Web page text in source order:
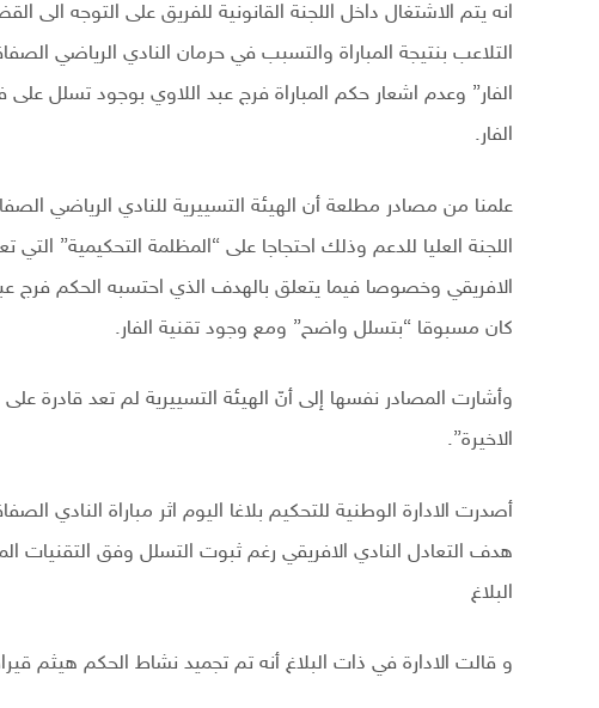
انه يتم الاشتغال داخل اللجنة القانونية للفريق على التوجه الى
التلاعب بنتيجة المباراة والتسبب في حرمان النادي الرياضي
الفار” وعدم اشعار حكم المباراة فرج عبد اللاوي بوجود تسلل
الفار.
علمنا من مصادر مطلعة أن الهيئة التسييرية للنادي الرياضي
اللجنة العليا للدعم وذلك احتجاجا على “المظلمة التحكيمية”
الافريقي وخصوصا فيما يتعلق بالهدف الذي احتسبه الحكم فرج عبد
كان مسبوقا “بتسلل واضح” ومع وجود تقنية الفار.
وأشارت المصادر نفسها إلى أنّ الهيئة التسييرية لم تعد
الاخيرة”.
أصدرت الادارة الوطنية للتحكيم بلاغا اليوم اثر مباراة النادي
هدف التعادل النادي الافريقي رغم ثبوت التسلل وفق
البلاغ
و قالت الادارة في ذات البلاغ أنه تم تجميد نشاط الحكم هيثم